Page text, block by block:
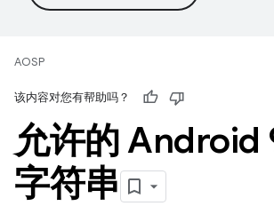
AOSP
该内容对您有帮助吗？
允许的 Android
字符串